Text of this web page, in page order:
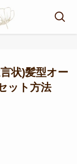
状)髪型オー
ット方法